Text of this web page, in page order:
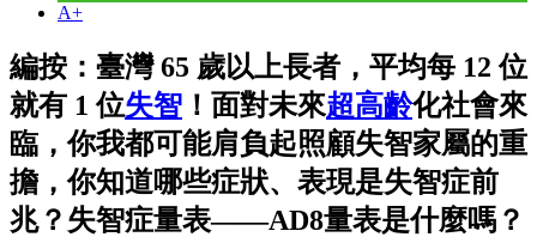
A+
編按：臺灣 65 歲以上長者，平均每 12 位
就有 1 位失智 ！面對未來超高齡化社會來
臨，你我都可能肩負起照顧失智家屬的重
擔，你知道哪些症狀、表現是失智症前
兆？失智症量表——AD­8量表是什麼嗎？